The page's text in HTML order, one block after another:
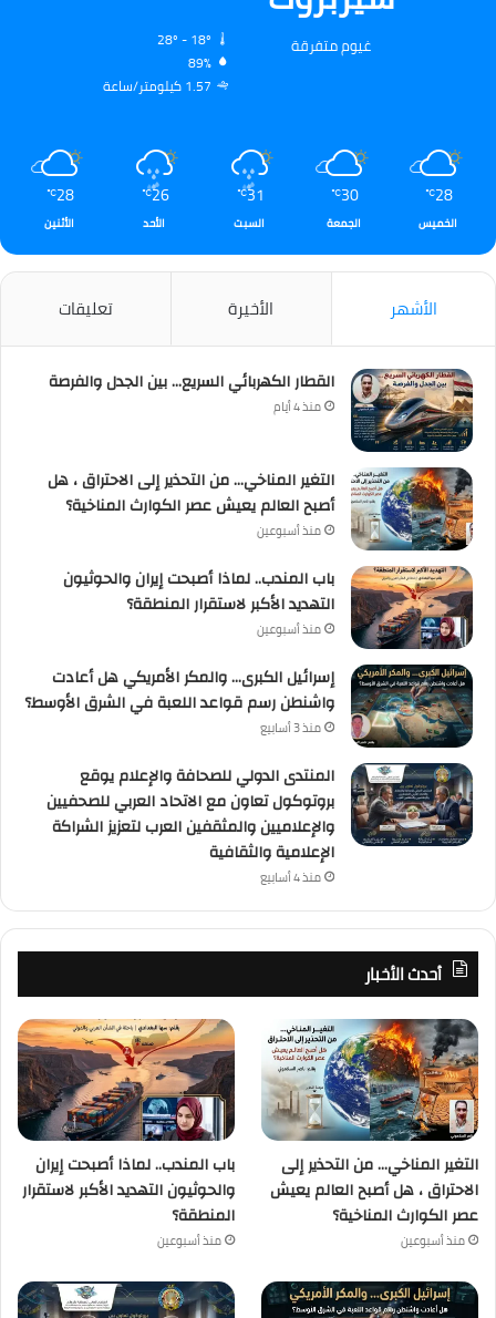
غيوم متفرقة
89%
1.57 كيلومتر/ساعة
28
℃
الخميس
30
℃
الجمعة
31
℃
السبت
26
℃
الأحد
28
℃
الأثنين
الأشهر الأخيرة تعليقات
القطار الكهربائي السريع… بين الجدل والفرصة
منذ 4 أيام
التغير المناخي… من التحذير إلى الاحتراق ، هل
أصبح العالم يعيش عصر الكوارث المناخية؟
منذ أسبوعين
باب المندب.. لماذا أصبحت إيران والحوثيون
التهديد الأكبر لاستقرار المنطقة؟
منذ أسبوعين
إسرائيل الكبرى… والمكر الأمريكي هل أعادت
واشنطن رسم قواعد اللعبة في الشرق الأوسط؟
منذ 3 أسابيع
المنتدى الدولي للصحافة والإعلام يوقع
بروتوكول تعاون مع الاتحاد العربي للصحفيين
والإعلاميين والمثقفين العرب لتعزيز الشراكة
الإعلامية والثقافية
منذ 4 أسابيع
أحدث الأخبار
التغير المناخي… من التحذير إلى
الاحتراق ، هل أصبح العالم يعيش
عصر الكوارث المناخية؟
منذ أسبوعين
باب المندب.. لماذا أصبحت إيران
والحوثيون التهديد الأكبر لاستقرار
المنطقة؟
منذ أسبوعين